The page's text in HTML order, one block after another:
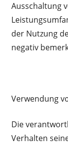
Ausschaltung
der Nutzung
negativ
Verwendung
Die
Verhalten